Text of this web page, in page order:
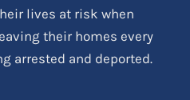
lives at risk when
their homes every
arrested and deported.